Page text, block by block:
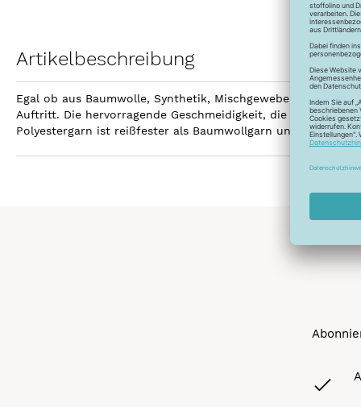
Artikelbeschreibung
Egal ob aus Baumwolle, Synthetik, Mischgewebe, Leinen
Auftritt. Die hervorragende Geschmeidigkeit, die hohe
Polyestergarn ist reißfester als Baumwollgarn und kann